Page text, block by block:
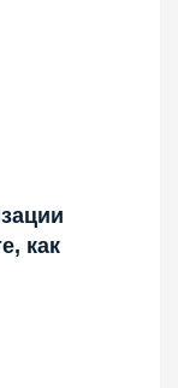
как